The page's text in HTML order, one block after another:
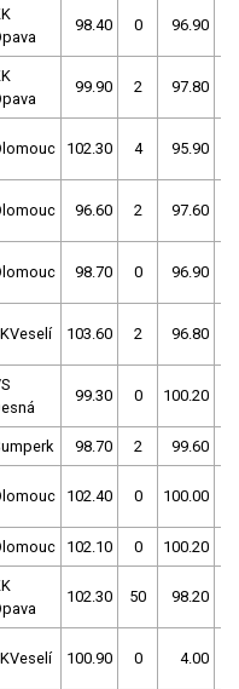
98.40 0 96.90
99.90 2 97.80
102.30 4 95.90
96.60 2 97.60
98.70 0 96.90
103.60 2 96.80
99.30 0 100.20
98.70 2 99.60
102.40 0 100.00
102.10 0 100.20
102.30 50 98.20
100.90 0 4.00